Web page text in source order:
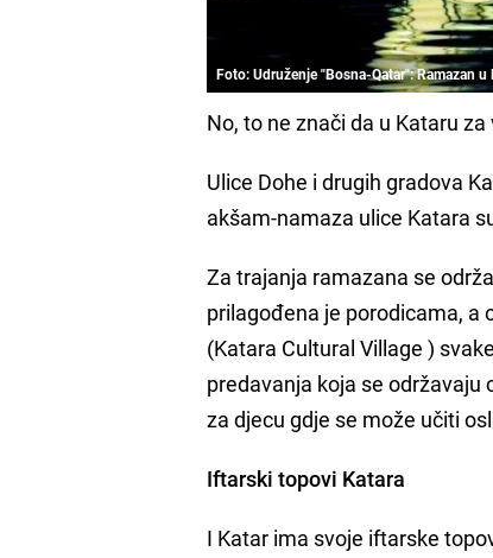
Foto: Udruženje "Bosna-Qatar": Ramazan u
No, to ne znači da u Kataru
Ulice Dohe i drugih gradova
akšam-namaza ulice Katara
Za trajanja ramazana se
prilagođena je porodicama, a
(Katara Cultural Village )
predavanja koja se održavaju
za djecu gdje se može učiti
Iftarski topovi Katara
I Katar ima svoje iftarske